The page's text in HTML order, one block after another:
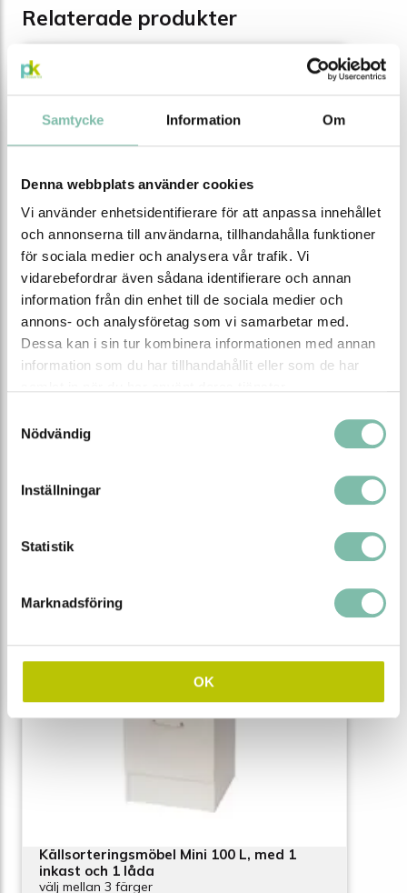
Samtycke Information Om
Denna webbplats använder cookies
Vi använder enhetsidentifierare för att anpassa innehållet
och annonserna till användarna, tillhandahålla funktioner
för sociala medier och analysera vår trafik. Vi
vidarebefordrar även sådana identifierare och annan
information från din enhet till de sociala medier och
annons- och analysföretag som vi samarbetar med.
Dessa kan i sin tur kombinera informationen med annan
information som du har tillhandahållit eller som de har
Nödvändig
Inställningar
Statistik
Marknadsföring
OK
Relaterade produkter
Källsorteringsmöbel Mini 100 L, med 1
inkast och 1 låda
välj mellan 3 färger